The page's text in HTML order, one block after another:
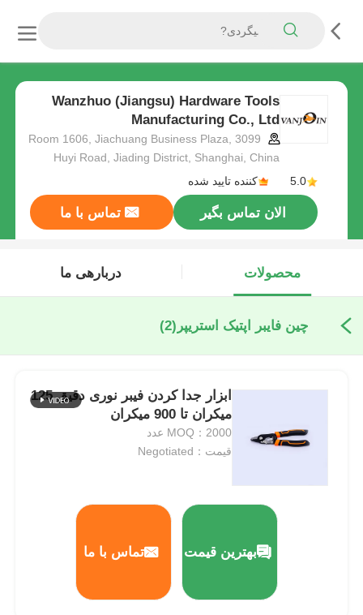
Wanzhuo (Jiangsu) Hardware Tools
Manufacturing Co., Ltd
Room 1606, Jiachuang Business Plaza, 3099
Huyi Road, Jiading District, Shanghai, China
5.0
کننده تایید شده
الان تماس بگیر تماس با ما
محصولات دربارهی ما
چین فايبر اپتيک استريپر (2)
ابزار جدا کردن فیبر نوری دقیق 125
میکران تا 900 میکران
MOQ：2000 عدد
قیمت：Negotiated
بهترین قیمت تماس با ما